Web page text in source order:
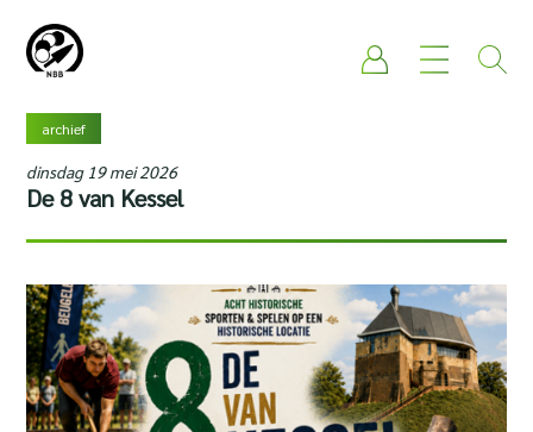
archief
dinsdag 19 mei 2026
De 8 van Kessel